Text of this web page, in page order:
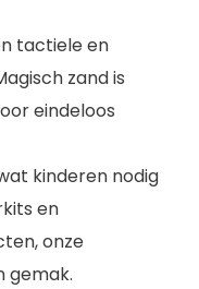
tactiele en
zand is
eindeloos
kinderen nodig
en
onze
gemak.